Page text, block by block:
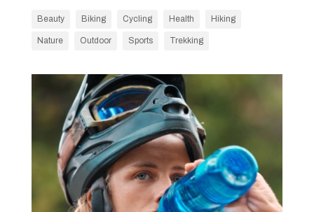
Beauty Biking Cycling Health Hiking
Nature Outdoor Sports Trekking